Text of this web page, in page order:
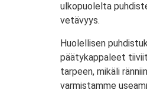
ulkopuolelta
vetävyys.
Huolellisen
päätykappaleet
tarpeen, mikäli
varmistamme